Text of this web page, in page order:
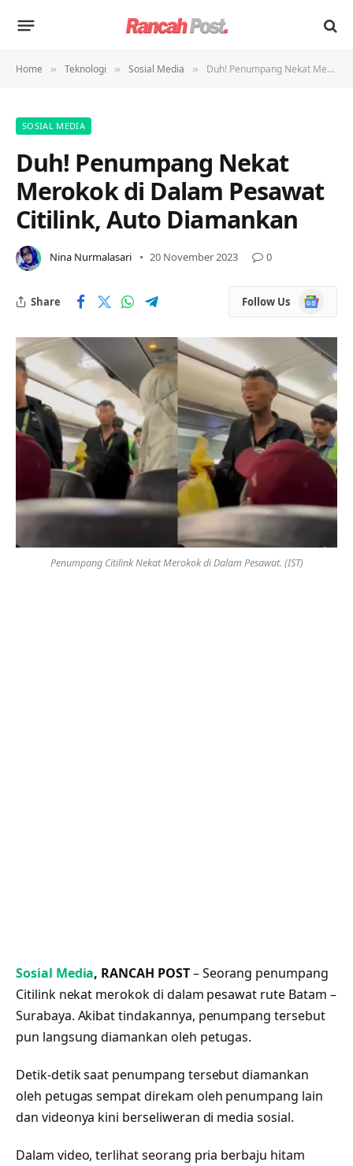
Home » Teknologi » Sosial Media » Duh! Penumpang Nekat Merokok di Dalam Pesawat Citilink, Auto Diamankan
SOSIAL MEDIA
Duh! Penumpang Nekat
Merokok di Dalam Pesawat
Citilink, Auto Diamankan
Nina Nurmalasari 20 November 2023 0
Share Follow Us
Google
News
Penumpang Citilink Nekat Merokok di Dalam Pesawat. (IST)
Sosial Media, RANCAH POST– Seorang penumpang
Citilink nekat merokok di dalam pesawat rute Batam –
Surabaya. Akibat tindakannya, penumpang tersebut
pun langsung diamankan oleh petugas.
Detik-detik saat penumpang tersebut diamankan
oleh petugas sempat direkam oleh penumpang lain
dan videonya kini berseliweran di media sosial.
Dalam video, terlihat seorang pria berbaju hitam